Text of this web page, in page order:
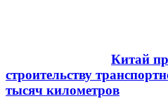
Китай
строительству
тысяч километров